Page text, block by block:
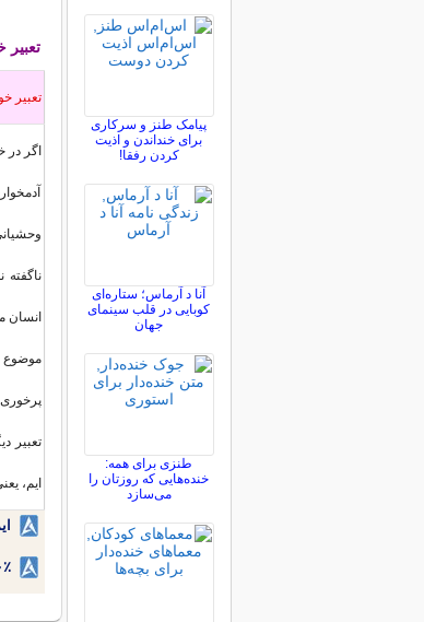
تعبير
اگر در
انسان
موضوع
پرخوری
تعبیر
ایم،
۵۰٪ تخفیف ارتودنسی
پیامک طنز و سرکاری
برای خنداندن و اذیت
کردن رفقا!
آنا د آرماس؛ ستاره‌ای
کوبایی در قلب سینمای
جهان
طنزی برای همه:
خنده‌هایی که روزتان را
می‌سازد